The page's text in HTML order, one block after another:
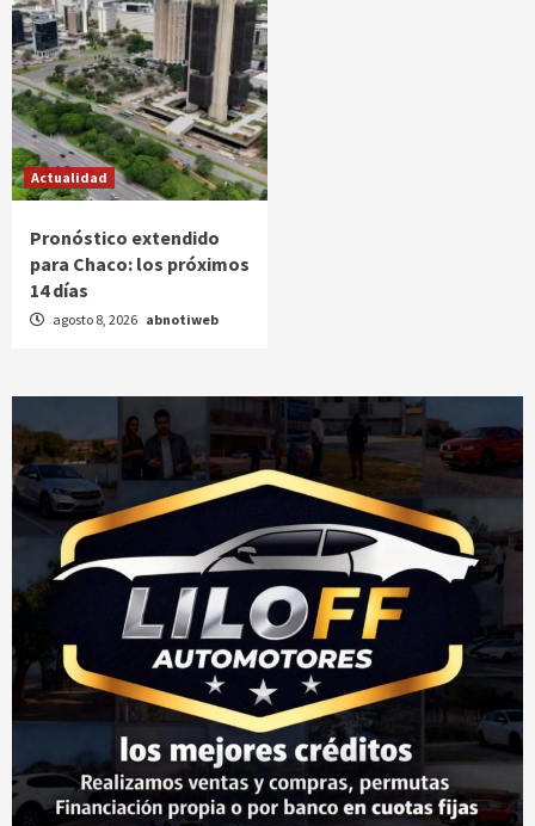
Actualidad
Pronóstico extendido
para Chaco: los próximos
14 días
agosto 8, 2026 abnotiweb